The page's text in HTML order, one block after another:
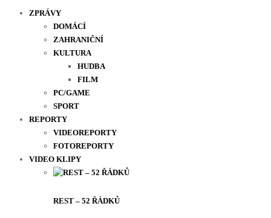
ZPRÁVY
DOMÁCÍ
ZAHRANIČNÍ
KULTURA
HUDBA
FILM
PC/GAME
SPORT
REPORTY
VIDEOREPORTY
FOTOREPORTY
VIDEO KLIPY
REST – 52 ŘÁDKŮ